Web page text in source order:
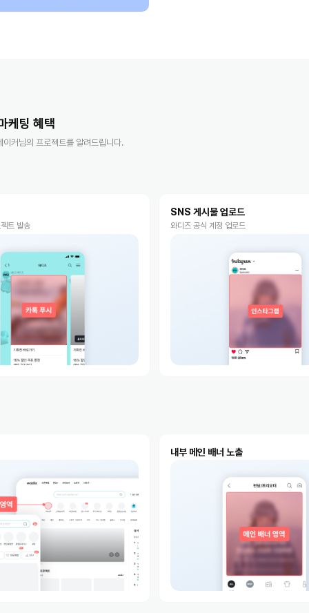
케팅 혜택
이커님의 프로젝트를 알려드립니다.
트 발송
SNS 게시물 업로드
와디즈 공식 계정 업로드
내부 메인 배너 노출